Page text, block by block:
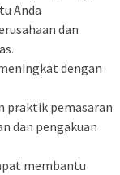
Anda
dan
dengan
praktik pemasaran
dan pengakuan
membantu